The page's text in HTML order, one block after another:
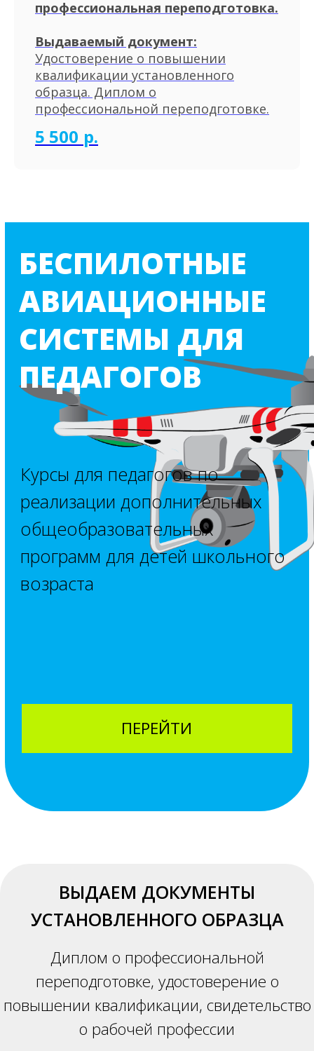
профессиональная переподготовка.
Выдаваемый документ:
Удостоверение о повышении
квалификации установленного
образца. Диплом о
профессиональной переподготовке.
5 500 р.
Область
применения
Нефтегазовая